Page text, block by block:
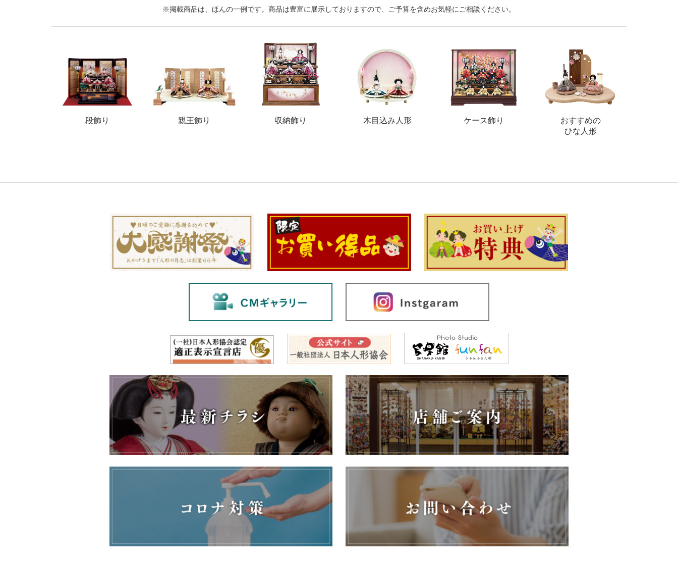
※掲載商品は、ほんの一例です。商品は豊富に展示しておりますので、ご予算を含めお気軽にご相談ください。
段飾り 親王飾り 収納飾り 木目込み人形 ケース飾り
おすすめの
ひな人形